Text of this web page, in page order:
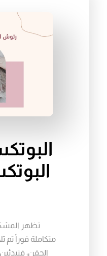
تظهر
متكاملة فوراً ثم
الحقن،